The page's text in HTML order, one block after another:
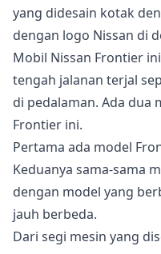
yang didesain kotak
dengan logo Nissan di
Mobil Nissan Frontier
tengah jalanan terjal
di pedalaman. Ada dua
Frontier ini.
Pertama ada model
Keduanya sama-sama
dengan model yang
jauh berbeda.
Dari segi mesin yang